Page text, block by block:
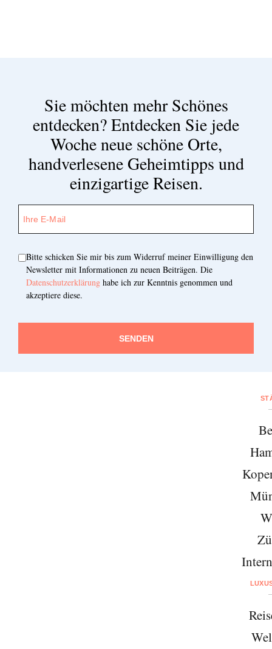
Sie möchten mehr Schönes
entdecken?Entdecken Sie jede
Woche neue schöne Orte,
handverlesene Geheimtipps und
einzigartige Reisen.
Bitte schicken Sie mir bis zum Widerruf meiner Einwilligung den
Newsletter mit Informationen zu neuen Beiträgen. Die
Datenschutzerklärung habe ich zur Kenntnis genommen und
akzeptiere diese.
SENDEN